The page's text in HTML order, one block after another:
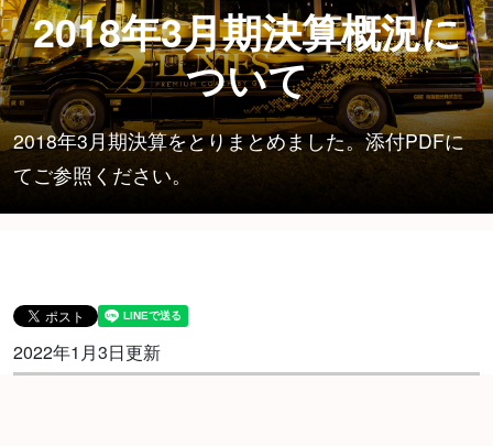
2018年3月期決算概況に
ついて
2018年3月期決算をとりまとめました。添付PDFに
てご参照ください。
2022年1月3日更新